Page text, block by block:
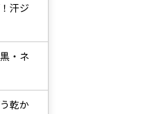
汗ジ
・ネ
乾か